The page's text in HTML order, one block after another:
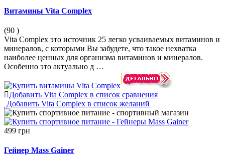
Витамины Vita Complex
(90 )
Vita Complex это источник 25 легко усваиваемых витаминов и
минералов, с которыми Вы забудете, что такое нехватка
наиболее ценных для организма витаминов и минералов.
Особенно это актуально д …
Добавить Vita Complex в список сравнения
Добавить Vita Complex в список желаний
499 грн
Гейнер Mass Gainer